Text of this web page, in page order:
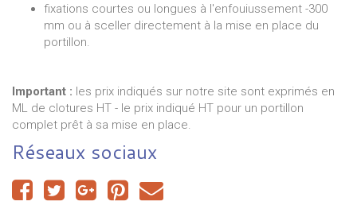
fixations courtes ou longues à l'enfouiussement -300
mm ou à sceller directement à la mise en place du
portillon.
Important : les prix indiqués sur notre site sont exprimés en
ML de clotures HT - le prix indiqué HT pour un portillon
complet prêt à sa mise en place.
Réseaux sociaux